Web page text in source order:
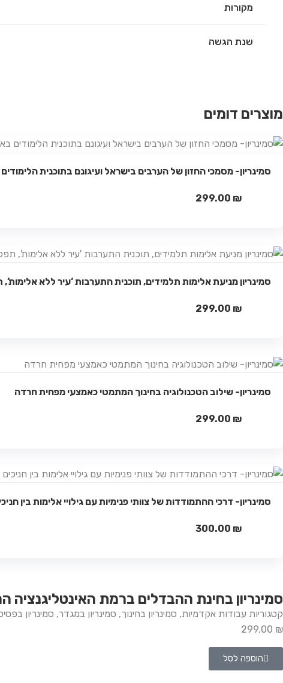
מקורות
שנת הגשה
מוצרים דומים
סמינריון- מסמכי החזון של הערבים בישראל ועיגונם בתוכנית
299.00 ₪
סמינריון מניעת אלימות תלמידים, תוכנית התערבות ‘עיר ללא
299.00 ₪
סמינריון- שילוב הטכנולוגיה בחינוך המתמטי כאמצעי מפחית חרדה
299.00 ₪
סמינריון- דרכי ההתמודדות של צוותי פנימיות עם גילויי אלימות בין
300.00 ₪
סמינריון בחינת ההבדלים ברמת האינטליגנציה
קטגוריות עבודות אקדמיות, סמינריון בחינוך, סמינריון במגדר, סמינריון
299.00 ₪
הוספה לסל